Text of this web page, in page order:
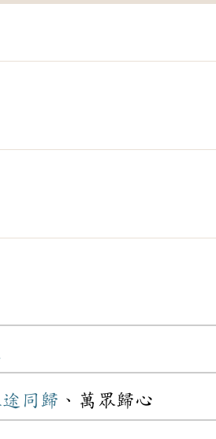
同歸 、萬眾歸心